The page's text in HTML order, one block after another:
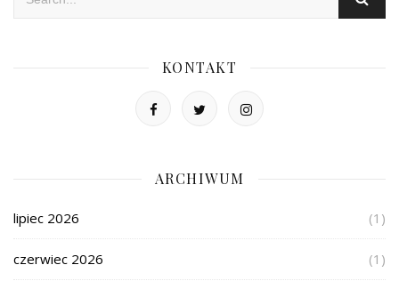
KONTAKT
ARCHIWUM
lipiec 2026 (1)
czerwiec 2026 (1)